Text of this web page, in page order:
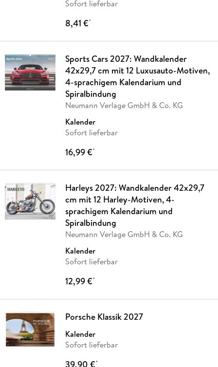
Sofort lieferbar
8,41 €*
Sports Cars 2027: Wandkalender
42x29,7 cm mit 12 Luxusauto-Motiven,
4-sprachigem Kalendarium und
Spiralbindung
Neumann Verlage GmbH & Co. KG
Kalender
Sofort lieferbar
16,99 €*
Harleys 2027: Wandkalender 42x29,7
cm mit 12 Harley-Motiven, 4-
sprachigem Kalendarium und
Spiralbindung
Neumann Verlage GmbH & Co. KG
Kalender
Sofort lieferbar
12,99 €*
Porsche Klassik 2027
Kalender
Sofort lieferbar
39,90 €*